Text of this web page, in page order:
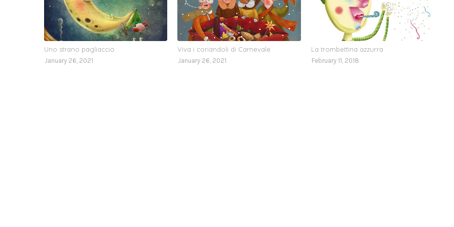
Uno strano pagliaccio
January 26, 2021
Viva i coriandoli di Carnevale
January 26, 2021
La trombettina azzurra
February 11, 2018